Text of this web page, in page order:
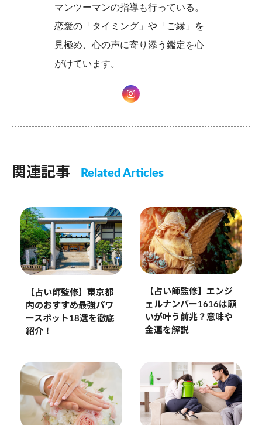
マンツーマンの指導も行っている。
恋愛の「タイミング」や「ご縁」を
見極め、心の声に寄り添う鑑定を心
がけています。
関連記事 Related Articles
【占い師監修】東京都
内のおすすめ最強パワ
ースポット18選を徹底
紹介！
【占い師監修】エンジ
ェルナンバー1616は願
いが叶う前兆？意味や
金運を解説